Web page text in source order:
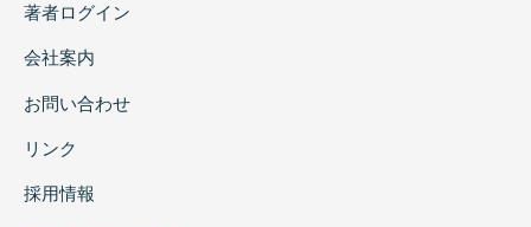
著者ログイン
会社案内
お問い合わせ
リンク
採用情報